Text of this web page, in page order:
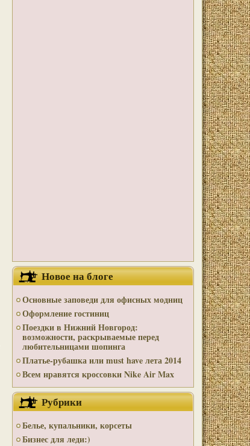
Новое на блоге
Основные заповеди для офисных модниц
Оформление гостиниц
Поездки в Нижний Новгород:
возможности, раскрываемые перед
любительницами шопинга
Платье-рубашка или must have лета 2014
Всем нравятся кроссовки Nike Air Max
Рубрики
Белье, купальники, корсеты
Бизнес для леди:)